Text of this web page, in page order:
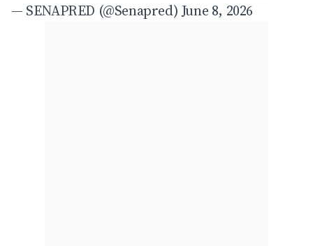
— SENAPRED (@Senapred)June 8, 2026